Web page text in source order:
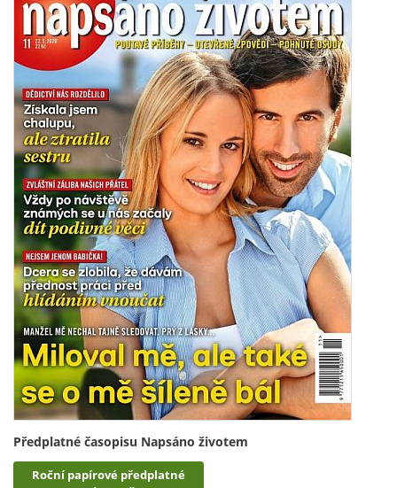
Předplatné časopisu Napsáno životem
Roční papírové předplatné